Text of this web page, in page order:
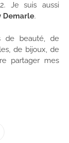
Je suis aussi
Demarle.
de beauté, de
de bijoux, de
partager mes